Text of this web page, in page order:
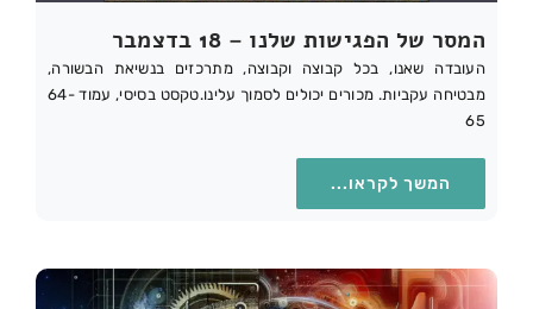
המסר של הפגישות שלנו – 18 בדצמבר
העובדה שאנו, בכל קבוצה וקבוצה, מתרכזים בנשיאת הבשורה,
מבטיחה עקביות. מכורים יכולים לסמוך עלינו.טקסט בסיסי, עמוד 64-
65
המשך לקראו...